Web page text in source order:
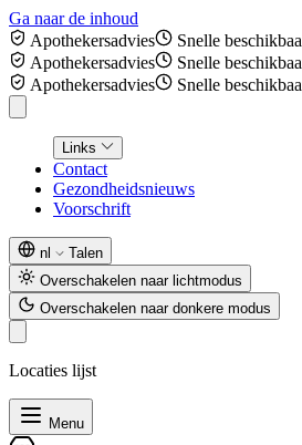
Ga naar de inhoud
Apothekersadvies
Snelle
Apothekersadvies
Snelle
Apothekersadvies
Snelle
Links
Contact
Gezondheidsnieuws
Voorschrift
nl
Talen
Overschakelen naar lichtmodus
Overschakelen naar donkere modus
Locaties lijst
Menu